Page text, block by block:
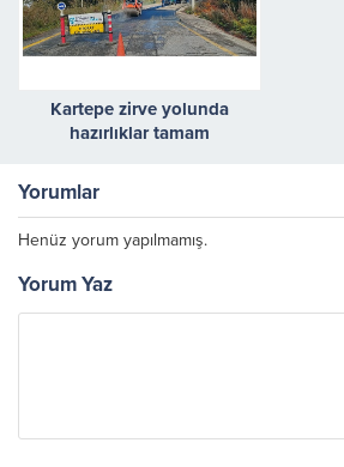
Kartepe zirve yolunda
hazırlıklar tamam
Yorumlar
Henüz yorum yapılmamış.
Yorum Yaz